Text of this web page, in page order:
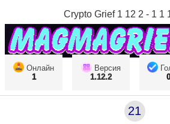
Crypto Grief 1 12 2 - 1 1
Онлайн
1
Версия
1.12.2
0
21